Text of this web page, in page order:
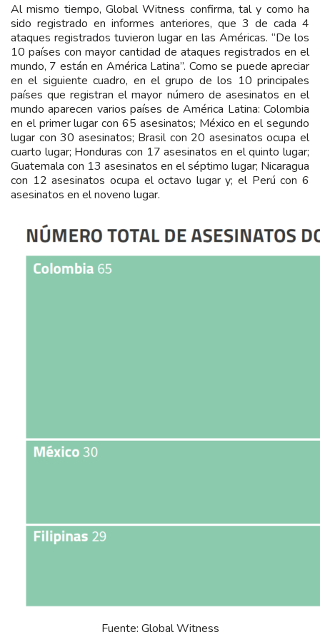
Al mismo tiempo, Global Witness confirma, tal y como ha
sido registrado en informes anteriores, que 3 de cada 4
ataques registrados tuvieron lugar en las Américas. “De los
10 países con mayor cantidad de ataques registrados en el
mundo, 7 están en América Latina”. Como se puede apreciar
en el siguiente cuadro, en el grupo de los 10 principales
países que registran el mayor número de asesinatos en el
mundo aparecen varios países de América Latina: Colombia
en el primer lugar con 65 asesinatos; México en el segundo
lugar con 30 asesinatos; Brasil con 20 asesinatos ocupa el
cuarto lugar; Honduras con 17 asesinatos en el quinto lugar;
Guatemala con 13 asesinatos en el séptimo lugar; Nicaragua
con 12 asesinatos ocupa el octavo lugar y; el Perú con 6
asesinatos en el noveno lugar.
Fuente: Global Witness